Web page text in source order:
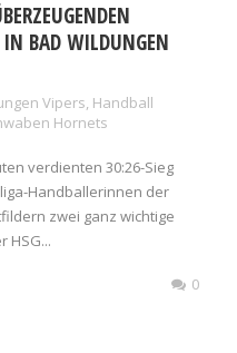
IN BAD WILDUNGEN
Vipers, Handball
Hornets
verdienten 30:26-Sieg
Handballerinnen der
zwei ganz wichtige
HSG...
0